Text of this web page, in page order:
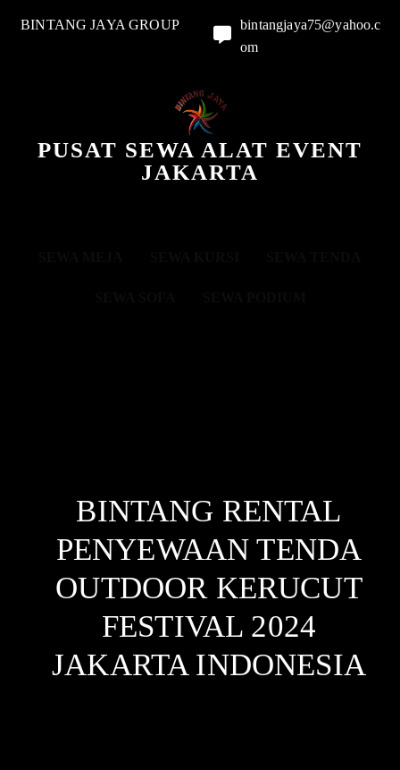
BINTANG JAYA GROUP
bintangjaya75@yahoo.c
om
PUSAT SEWA ALAT EVENT
JAKARTA
BINTANG RENTAL
PENYEWAAN TENDA
OUTDOOR KERUCUT
FESTIVAL 2024
JAKARTAINDONESIA